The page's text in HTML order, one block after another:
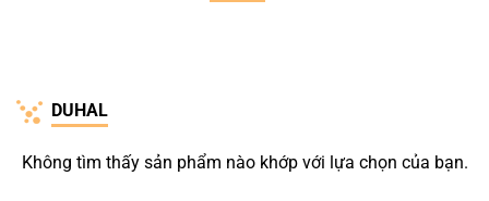
DUHAL
Không tìm thấy sản phẩm nào khớp với lựa chọn của bạn.